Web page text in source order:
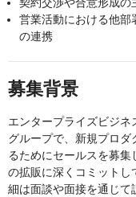
契約交渉や合意形成の
営業活動における他部
の連携
募集背景
エンタープライズビジ
グループで、新規プロ
るためにセールスを募集
の拡販に深くコミット
細は面談や面接を通じて